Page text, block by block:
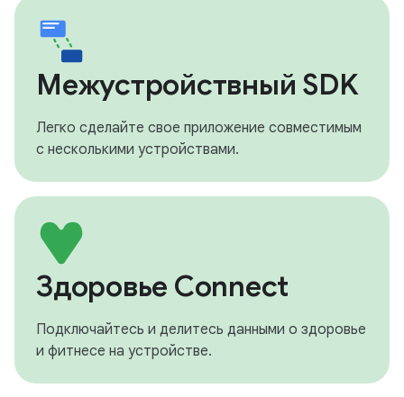
Межустройствный SDK
Легко сделайте свое приложение совместимым
с несколькими устройствами.
Здоровье Connect
Подключайтесь и делитесь данными о здоровье
и фитнесе на устройстве.